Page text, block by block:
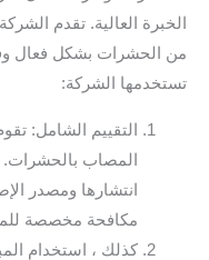
الخبرة العالية. تقدم
من الحشرات بشكل فعال
تستخدمها الشركة:
التقييم الشامل:
المصاب
انتشارها ومصدر
مكافحة مخصصة
كذلك ، استخدام